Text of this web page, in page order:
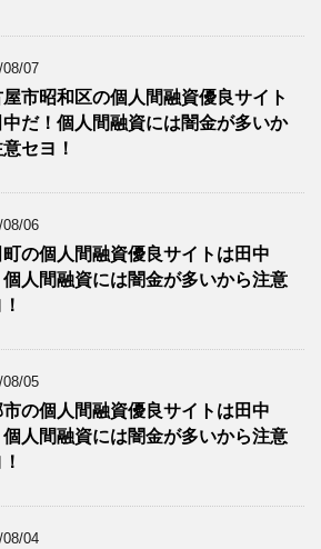
08/07
市昭和区の個人間融資優良サイト
中だ！個人間融資には闇金が多いか
セヨ！
08/06
の個人間融資優良サイトは田中
個人間融資には闇金が多いから注意
08/05
の個人間融資優良サイトは田中
個人間融資には闇金が多いから注意
08/04